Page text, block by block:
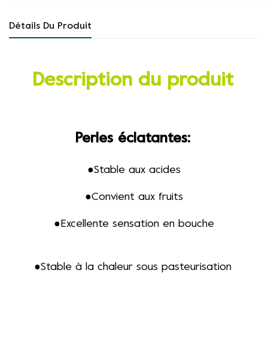
Détails Du Produit
Description du produit
Perles éclatantes:
●Stable aux acides
●Convient aux fruits
● Excellente sensation en bouche
●Stable à la chaleur sous pasteurisation